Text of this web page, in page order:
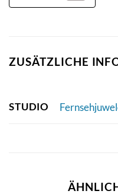
ZUSÄTZLICHE
STUDIO